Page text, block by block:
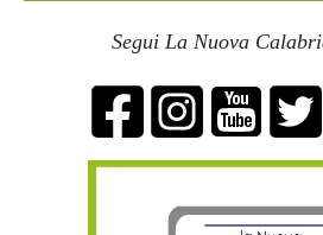
Segui La Nuova